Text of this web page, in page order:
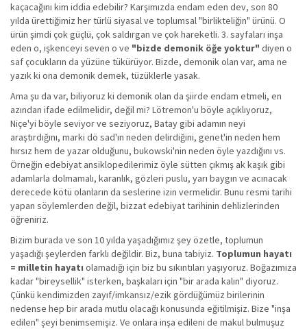
kaçacağını kim iddia edebilir? Karşımızda endam eden dev, son 80
yılda ürettiğimiz her türlü siyasal ve toplumsal "birlikteliğin" ürünü. O
ürün şimdi çok güçlü, çok saldırgan ve çok hareketli. 3. sayfaları inşa
eden o, işkenceyi seven o ve "bizde demonik öğe yoktur" diyen o
saf çocukların da yüzüne tükürüyor. Bizde, demonik olan var, ama ne
yazık ki ona demonik demek, tüzüklerle yasak.
Ama şu da var, biliyoruz ki demonik olan da şiirde endam etmeli, en
azından ifade edilmelidir, değil mi? Lötremon'u böyle açıklıyoruz,
Niçe'yi böyle seviyor ve seziyoruz, Batay gibi adamın neyi
araştırdığını, marki dö sad'ın neden delirdiğini, genet'in neden hem
hırsız hem de yazar olduğunu, bukowski'nin neden öyle yazdığını vs.
Örneğin edebiyat ansiklopedilerimiz öyle sütten çıkmış ak kaşık gibi
adamlarla dolmamalı, karanlık, gözleri puslu, yarı baygın ve acınacak
derecede kötü olanların da seslerine izin vermelidir. Bunu resmi tarihi
yapan söylemlerden değil, bizzat edebiyat tarihinin dehlizlerinden
öğreniriz.
Bizim burada ve son 10 yılda yaşadığımız şey özetle, toplumun
yaşadığı şeylerden farklı değildir. Biz, buna tabiyiz. Toplumun hayatı
= milletin hayatı olamadığı için biz bu sıkıntıları yaşıyoruz. Boğazımıza
kadar "bireysellik" isterken, başkaları için "bir arada kalın" diyoruz.
Çünkü kendimizden zayıf/imkansız/ezik gördüğümüz birilerinin
nedense hep bir arada mutlu olacağı konusunda eğitilmişiz. Bize "inşa
edilen" şeyi benimsemişiz. Ve onlara inşa edileni de makul bulmuşuz